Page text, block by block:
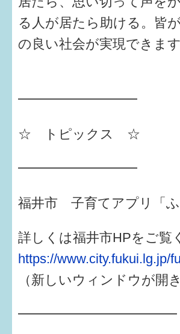
る人が居たら助ける。皆
の良い社会が実現できます
━━━━━━━━━
☆ トピックス ☆
━━━━━━━━━
福井市 子育てアプリ「
詳しくは福井市HPをご
https://www.city.fukui.lg.jp/
（新しいウィンドウが開
━━━━━━━━━━━━
就学後〜
イベントレポート
なるほどコラム
メールマガジン
はぐくむ.net相談コーナー
子育て情報誌「ほっと」
食育
福井市図書館オススメの本